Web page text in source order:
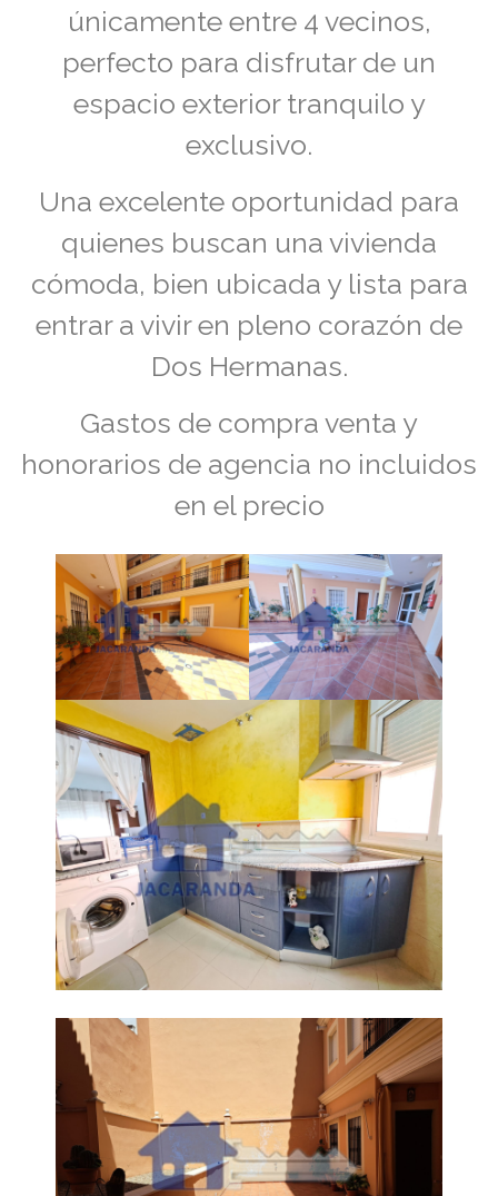
únicamente entre 4 vecinos,
perfecto para disfrutar de un
espacio exterior tranquilo y
exclusivo.
Una excelente oportunidad para
quienes buscan una vivienda
cómoda, bien ubicada y lista para
entrar a vivir en pleno corazón de
Dos Hermanas.
Gastos de compra venta y
honorarios de agencia no incluidos
en el precio